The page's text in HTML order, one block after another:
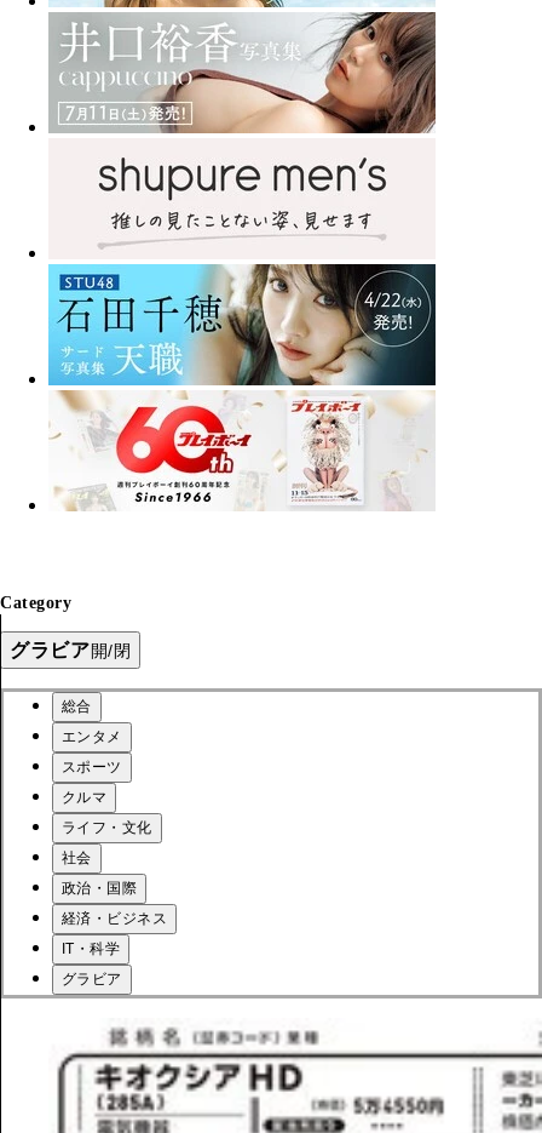
Category
グラビア開/閉
総合
エンタメ
スポーツ
クルマ
ライフ・文化
社会
政治・国際
経済・ビジネス
IT・科学
グラビア